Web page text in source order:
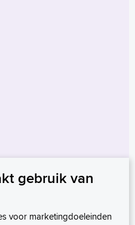
gebruik van
voor marketingdoeleinden